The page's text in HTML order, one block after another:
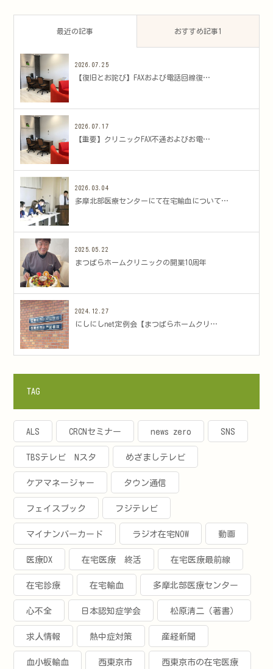
最近の記事 おすすめ記事1
2026.07.25
​【復旧とお詫び】FAXおよび電話回線復…
2026.07.17
​【重要】クリニックFAX不通およびお電…
2026.03.04
多摩北部医療センターにて在宅輸血について…
2025.05.22
まつばらホームクリニックの開業10周年
2024.12.27
にしにしnet定例会【まつばらホームクリ…
TAG
ALS CRCNセミナー news zero SNS
TBSテレビ Nスタ めざましテレビ
ケアマネージャー タウン通信
フェイスブック フジテレビ
マイナンバーカード ラジオ在宅NOW 動画
医療DX 在宅医療 終活 在宅医療最前線
在宅診療 在宅輸血 多摩北部医療センター
心不全 日本認知症学会 松原清二（著書）
求人情報 熱中症対策 産経新聞
血小板輸血 西東京市 西東京市の在宅医療